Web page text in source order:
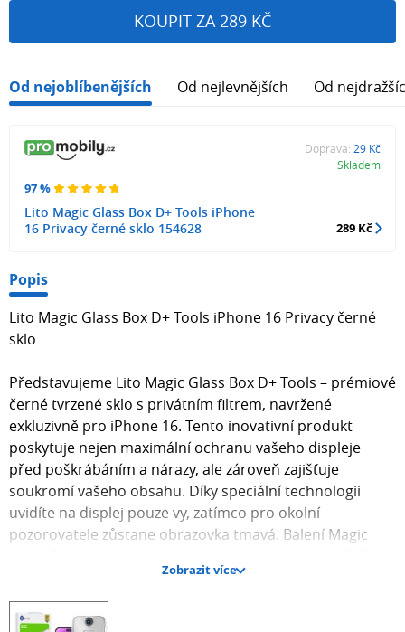
KOUPIT ZA 289 KČ
Od nejoblíbenějších Od nejlevnějších Od
97 %
Lito Magic Glass Box D+ Tools iPhone
16 Privacy černé sklo 154628
Doprava: 29 Kč
Skladem
289 Kč
Popis
Lito Magic Glass Box D+ Tools iPhone 16 Privacy černé
sklo
Představujeme Lito Magic Glass Box D+ Tools – prémiové
černé tvrzené sklo s privátním filtrem, navržené
exkluzivně pro iPhone 16. Tento inovativní produkt
poskytuje nejen maximální ochranu vašeho displeje
před poškrábáním a nárazy, ale zároveň zajišťuje
soukromí vašeho obsahu. Díky speciální technologii
uvidíte na displej pouze vy, zatímco pro okolní
pozorovatele zůstane obrazovka tmavá. Balení Magic
Tools) pro snadnou a precizní instalaci bez bublin.
Precizní design a snadná instalace
Zobrazit více